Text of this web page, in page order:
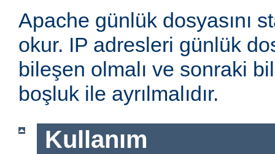
Apache günlük dosyasını
okur. IP adresleri günlük
bileşen olmalı ve sonraki
boşluk ile ayrılmalıdır.
Kullanım